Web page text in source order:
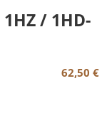
/ 1HD-
62,50€